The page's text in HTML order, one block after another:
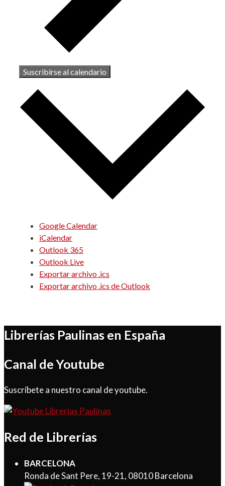
Suscribirse al calendario
Google Calendar
iCalendar
Outlook 365
Outlook Live
Exportar archivo .ics
Exportar archivo .ics de Outlook
Librerías Paulinas en España
Canal de Youtube
Suscríbete a nuestro canal de youtube.
Red de Librerías
BARCELONA
Ronda de Sant Pere, 19-21, 08010 Barcelona